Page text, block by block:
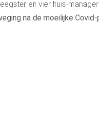
en vier huis-
na de moeilijke